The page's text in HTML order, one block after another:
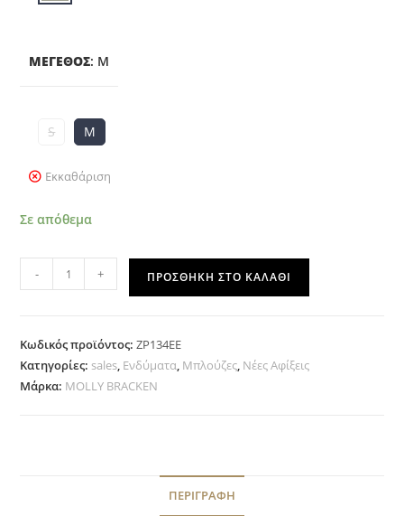
ΜΈΓΕΘΟΣ: M
S M
Εκκαθάριση
Σε απόθεμα
- + ΠΡΟΣΘΉΚΗ ΣΤΟ ΚΑΛΆΘΙ
Κωδικός προϊόντος:ZP134EE
Κατηγορίες: sales, Ενδύματα, Μπλούζες, Νέες Αφίξεις
Μάρκα: MOLLY BRACKEN
ΠΕΡΙΓΡΑΦΉ